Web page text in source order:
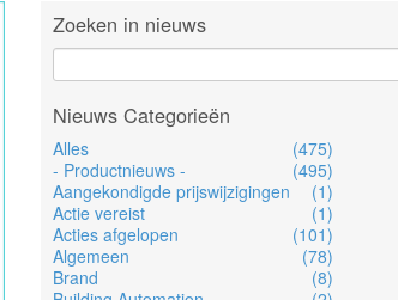
Zoeken in nieuws
Nieuws Categorieën
Alles
(475)
- Productnieuws -
(495)
Aangekondigde prijswijzigingen
(1)
Actie vereist
(1)
Acties afgelopen
(101)
Algemeen
(78)
Brand
(8)